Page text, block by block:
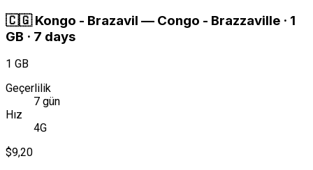
🇨🇬 Kongo - Brazavil — Congo - Brazzaville · 1
GB · 7 days
1 GB
Geçerlilik
7 gün
Hız
4G
$9,20